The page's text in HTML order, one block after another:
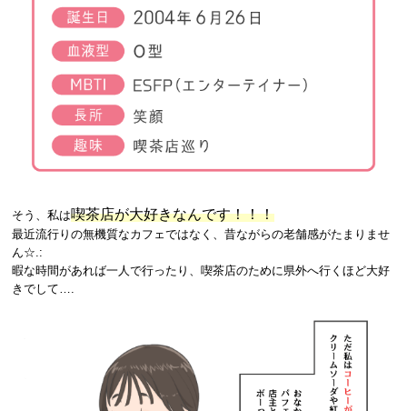
そう、私は喫茶店が大好きなんです！！！
最近流行りの無機質なカフェではなく、昔ながらの老舗感がたまりませ
ん☆.:
暇な時間があれば一人で行ったり、喫茶店のために県外へ行くほど大好
きでして….